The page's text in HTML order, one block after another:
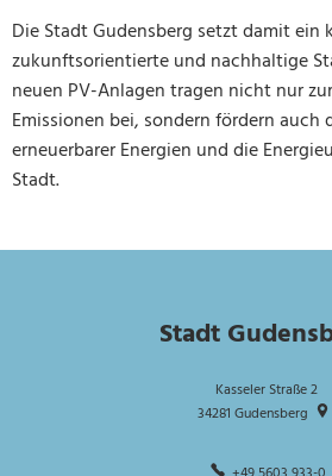
Die Stadt Gudensberg setzt damit ein
zukunftsorientierte und nachhaltige
neuen PV-Anlagen tragen nicht nur
Emissionen bei, sondern fördern auch
erneuerbarer Energien und die
Stadt.
Stadt
Kasseler Straße 2
34281 Gudensberg